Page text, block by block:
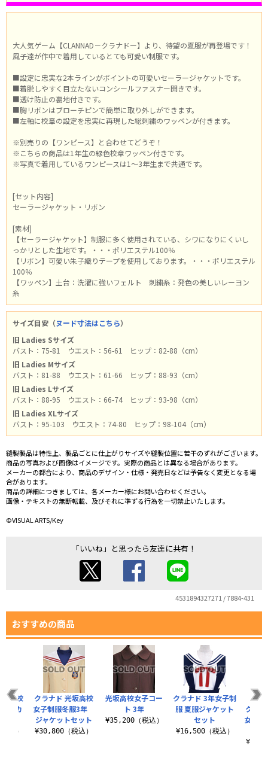
大人気ゲーム【CLANNAD－クラナドー】より、待望の夏服が再登場です！
風子達が作中で着用しているとても可愛い制服です。
■設定に忠実な2本ラインがポイントの可愛いセーラージャケットです。
■着脱しやすく目立たないコンシールファスナー開きです。
■透け防止の裏地付きです。
■胸リボンはブローチピンで簡単に取り外しができます。
■左軸に校章の設定を忠実に再現した総刺繍のワッペンが付きます。
※別売りの【ワンピース】と合わせてどうぞ！
※こちらの商品は1年生の緑色校章ワッペン付きです。
※写真で着用しているワンピースは1～3年生まで共通です。
[セット内容]
セーラージャケット・リボン
[素材]
【セーラージャケット】制服に多く使用されている、シワになりにくいし
っかリとした生地です。・・・ポリエステル100％
【リボン】可愛い朱子織りテープを使用しております。・・・ポリエステル
100％
【ワッペン】土台：洗濯に強いフェルト 刺繍糸：発色の美しいレーヨン
糸
サイズ目安（ヌード寸法はこちら）
旧 Ladies Sサイズ
バスト：75-81 ウエスト：56-61 ヒップ：82-88（cm）
旧 Ladies Mサイズ
バスト：81-88 ウエスト：61-66 ヒップ：88-93（cm）
旧 Ladies Lサイズ
バスト：88-95 ウエスト：66-74 ヒップ：93-98（cm）
旧 Ladies XLサイズ
バスト：95-103 ウエスト：74-80 ヒップ：98-104（cm）
縫製製品は特性上、製品ごとに仕上がりサイズや縫製位置に若干のずれがございます。
商品の写真および画像はイメージです。実際の商品とは異なる場合があります。
メーカーの都合により、商品のデザイン・仕様・発売日などは予告なく変更となる場
合があります。
商品の詳細につきましては、各メーカー様にお問い合わせください。
画像・テキストの無断転載、及びそれに準ずる行為を一切禁止いたします。
©VISUAL ARTS/Key
「いいね」と思ったら友達に共有！
4531894327271 / 7884-431
おすすめの商品
光坂高校女子コー
ト 3年
¥35,200（税込）
クラナド 3年女子制
服 夏服ジャケット
セット
¥16,500（税込）
【受
クラ
女子
高校
スカ
込）
クラナド 光坂高校
女子制服冬服3年
ジャケットセット
¥30,800（税込）